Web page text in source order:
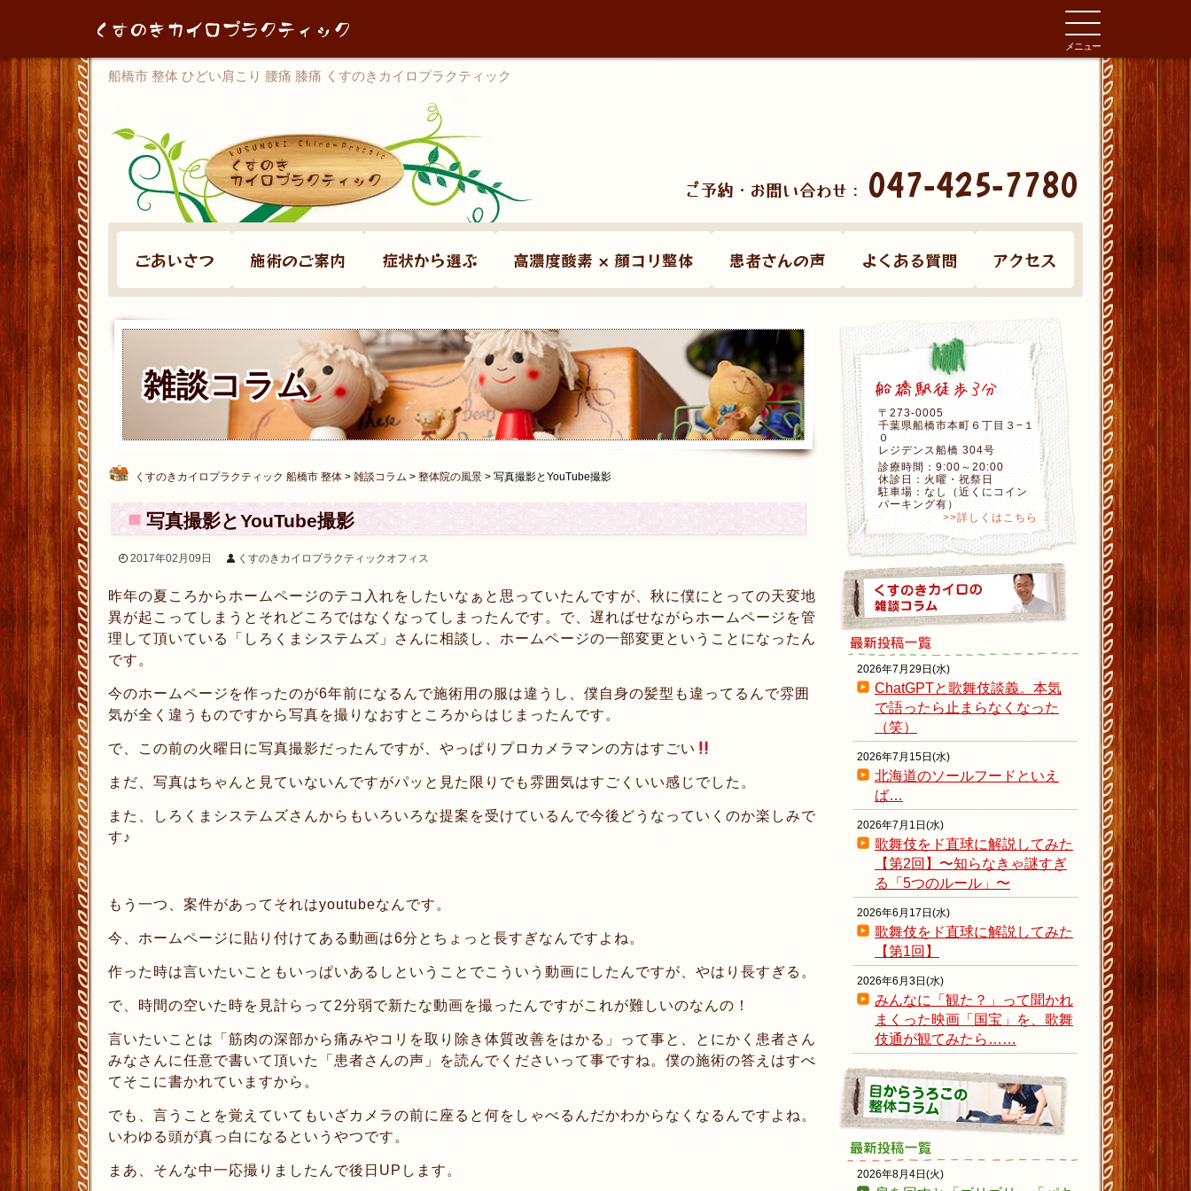
船橋市 整体 ひどい肩こり 腰痛 膝痛 くすのきカイロプラクティック
ご予約・お問い合わせ： 047-425-7780
ごあいさつ 施術のご案内 症状から選ぶ 高濃度酸素 × 顔コリ整体 患者さんの声 よくある質問 アクセス
雑談コラム
くすのきカイロプラクティック 船橋市 整体 > 雑談コラム > 整体院の風景 > 写真撮影とYouTube撮影
写真撮影とYouTube撮影
2017年02月09日 くすのきカイロプラクティックオフィス
昨年の夏ころからホームページのテコ入れをしたいなぁと思っていたんですが、秋に僕にとっての天変地
異が起こってしまうとそれどころではなくなってしまったんです。で、遅ればせながらホームページを管
理して頂いている「しろくまシステムズ」さんに相談し、ホームページの一部変更ということになったん
です。
今のホームページを作ったのが6年前になるんで施術用の服は違うし、僕自身の髪型も違ってるんで雰囲
気が全く違うものですから写真を撮りなおすところからはじまったんです。
で、この前の火曜日に写真撮影だったんですが、やっぱりプロカメラマンの方はすごい
まだ、写真はちゃんと見ていないんですがパッと見た限りでも雰囲気はすごくいい感じでした。
また、しろくまシステムズさんからもいろいろな提案を受けているんで今後どうなっていくのか楽しみで
す♪
もう一つ、案件があってそれはyoutubeなんです。
今、ホームページに貼り付けてある動画は6分とちょっと長すぎなんですよね。
作った時は言いたいこともいっぱいあるしということでこういう動画にしたんですが、やはり長すぎる。
で、時間の空いた時を見計らって2分弱で新たな動画を撮ったんですがこれが難しいのなんの！
言いたいことは「筋肉の深部から痛みやコリを取り除き体質改善をはかる」って事と、とにかく患者さん
みなさんに任意で書いて頂いた「患者さんの声」を読んでくださいって事ですね。僕の施術の答えはすべ
てそこに書かれていますから。
でも、言うことを覚えていてもいざカメラの前に座ると何をしゃべるんだかわからなくなるんですよね。
いわゆる頭が真っ白になるというやつです。
まあ、そんな中一応撮りましたんで後日UPします。
〒273-0005
千葉県船橋市本町６丁目３−１
０
レジデンス船橋 304号
診療時間：9:00～20:00
休診日：火曜・祝祭日
駐車場：なし（近くにコイン
パーキング有）
>>詳しくはこちら
2026年7月29日(水)
ChatGPTと歌舞伎談義。本気
で語ったら止まらなくなった
（笑）
2026年7月15日(水)
北海道のソールフードといえ
ば…
2026年7月1日(水)
歌舞伎をド直球に解説してみた
【第2回】〜知らなきゃ謎すぎ
る「5つのルール」〜
2026年6月17日(水)
歌舞伎をド直球に解説してみた
【第1回】
2026年6月3日(水)
みんなに「観た？」って聞かれ
まくった映画「国宝」を、歌舞
伎通が観てみたら……
2026年8月4日(火)
メニュー